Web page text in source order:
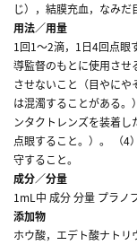
じ），結膜充血，なみ
用法／用量
1回1～2滴，1日4回点眼
導監督のもとに使用させ
させないこと（目やに
は混濁することがある
ンタクトレンズを装着
点眼すること。）。 （4
守すること。
成分／分量
1mL中 成分 分量 プラノ
添加物
ホウ酸，エデト酸ナト